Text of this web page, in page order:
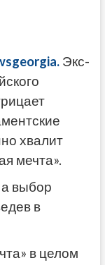
Экс-
хвалит
мечта».
выбор
в
в целом